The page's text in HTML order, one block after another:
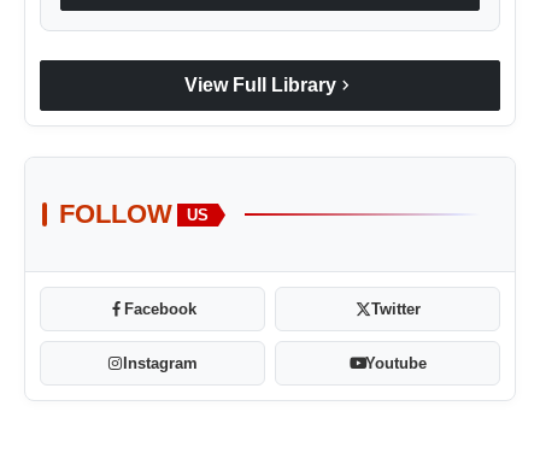
View Full Library chevron_right
FOLLOW US
Facebook Twitter
Instagram Youtube